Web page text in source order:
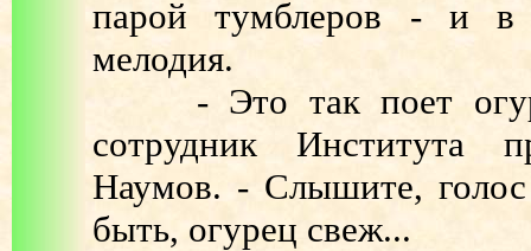
парой тумблеров - и в
мелодия.
- Это так поет
сотрудник Института
Наумов. - Слышите, голос
быть, огурец свеж...